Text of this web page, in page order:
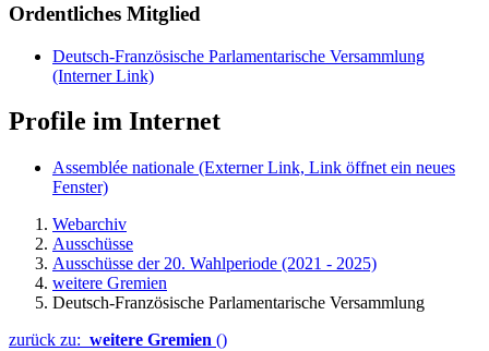
Ordentliches Mitglied
Deutsch-Französische Parlamentarische Versammlung
(Interner Link)
Profile im Internet
Assemblée nationale (Externer Link, Link öffnet ein neues
Fenster)
Webarchiv
Ausschüsse
Ausschüsse der 20. Wahlperiode (2021 - 2025)
weitere Gremien
Deutsch-Französische Parlamentarische Versammlung
zurück zu: weitere Gremien ()